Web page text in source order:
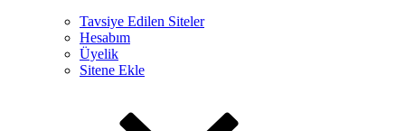
Tavsiye Edilen Siteler
Hesabım
Üyelik
Sitene Ekle